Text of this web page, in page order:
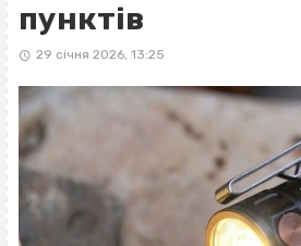
пунктів
29 січня 2026, 13:25